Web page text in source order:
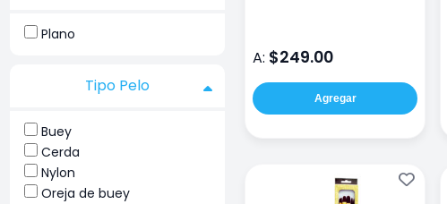
Plano
Tipo Pelo
Buey
Cerda
Nylon
Oreja de buey
A: $249.00
Agregar